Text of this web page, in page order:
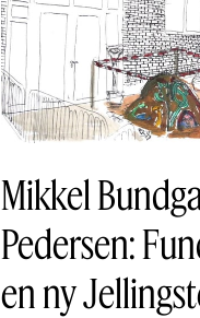
Mikkel
Pedersen:
en ny